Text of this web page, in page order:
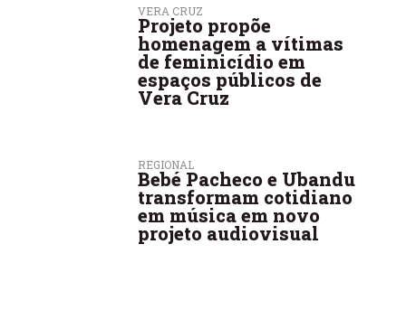
VERA CRUZ
Projeto propõe
homenagem a vítimas
de feminicídio em
espaços públicos de
Vera Cruz
REGIONAL
Bebé Pacheco e Ubandu
transformam cotidiano
em música em novo
projeto audiovisual